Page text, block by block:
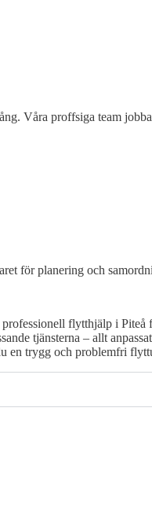
Våra proffsiga team
för planering och
flytthjälp i Piteå
tjänsterna – allt
en trygg och problemfri